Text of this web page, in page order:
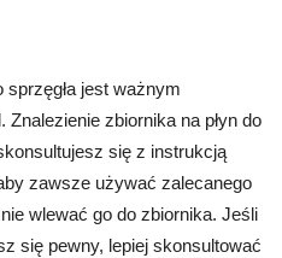
sprzęgła jest ważnym
zbiornika na płyn do
się z instrukcją
zawsze używać zalecanego
wlewać go do zbiornika. Jeśli
się pewny, lepiej skonsultować